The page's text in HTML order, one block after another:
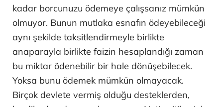
kadar borcunuzu ödemeye çalışsanız mümkün
olmuyor. Bunun mutlaka esnafın ödeyebileceği
aynı şekilde taksitlendirmeyle birlikte
anaparayla birlikte faizin hesaplandığı zaman
bu miktar ödenebilir bir hale dönüşebilecek.
Yoksa bunu ödemek mümkün olmayacak.
Birçok devlete vermiş olduğu desteklerden,